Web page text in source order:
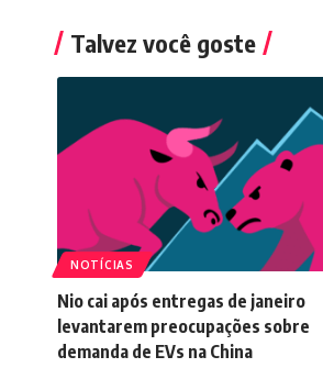
Talvez você goste
NOTÍCIAS
Nio cai após entregas de janeiro
levantarem preocupações sobre
demanda de EVs na China